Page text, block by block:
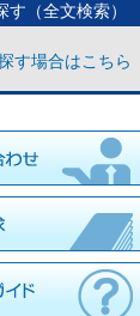
す（全文検索）
す場合はこちら